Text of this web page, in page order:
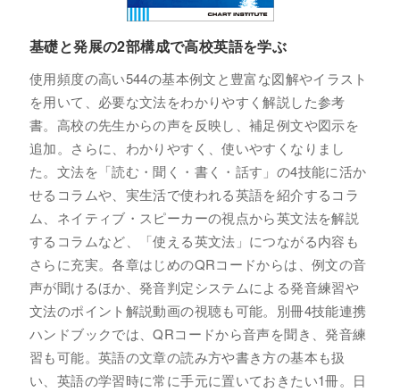
基礎と発展の2部構成で高校英語を学ぶ
使用頻度の高い544の基本例文と豊富な図解やイラスト
を用いて、必要な文法をわかりやすく解説した参考
書。高校の先生からの声を反映し、補足例文や図示を
追加。さらに、わかりやすく、使いやすくなりまし
た。文法を「読む・聞く・書く・話す」の4技能に活か
せるコラムや、実生活で使われる英語を紹介するコラ
ム、ネイティブ・スピーカーの視点から英文法を解説
するコラムなど、「使える英文法」につながる内容も
さらに充実。各章はじめのQRコードからは、例文の音
声が聞けるほか、発音判定システムによる発音練習や
文法のポイント解説動画の視聴も可能。別冊4技能連携
ハンドブックでは、QRコードから音声を聞き、発音練
習も可能。英語の文章の読み方や書き方の基本も扱
い、英語の学習時に常に手元に置いておきたい1冊。日